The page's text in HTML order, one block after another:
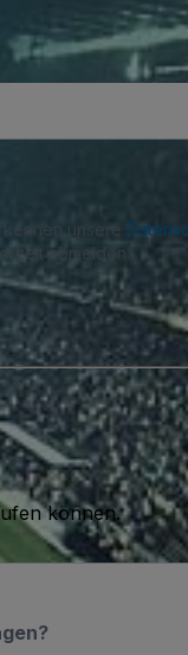
unsere
abmelden.
können.